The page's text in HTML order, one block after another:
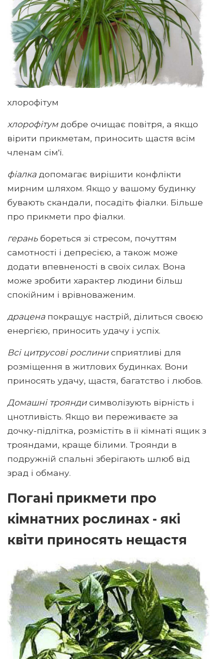
хлорофітум
хлорофітумдобре очищає повітря, а якщо
вірити прикметам, приносить щастя всім
членам сім'ї.
фіалкадопомагає вирішити конфлікти
мирним шляхом. Якщо у вашому будинку
бувають скандали, посадіть фіалки. Більше
про прикмети про фіалки.
гераньбореться зі стресом, почуттям
самотності і депресією, а також може
додати впевненості в своїх силах. Вона
може зробити характер людини більш
спокійним і врівноваженим.
драценапокращує настрій, ділиться своєю
енергією, приносить удачу і успіх.
Всі цитрусові рослинисприятливі для
розміщення в житлових будинках. Вони
приносять удачу, щастя, багатство і любов.
Домашні трояндисимволізують вірність і
цнотливість. Якщо ви переживаєте за
дочку-підлітка, розмістіть в її кімнаті ящик з
трояндами, краще білими. Троянди в
подружній спальні зберігають шлюб від
зрад і обману.
Погані прикмети про
кімнатних рослинах - які
квіти приносять нещастя